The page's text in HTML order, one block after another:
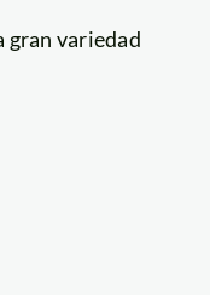
gran variedad